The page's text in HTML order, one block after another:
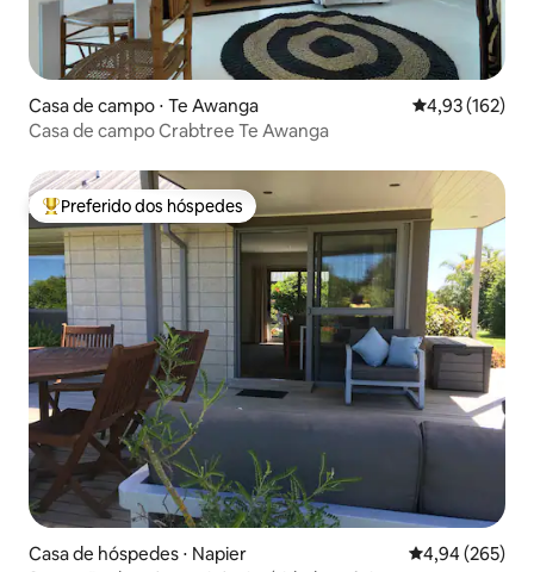
Casa de campo ⋅ Te Awanga 4,93 de uma
4,93 (162)
Casa de campo Crabtree Te Awanga
Entre os melhores preferidos dos hóspedes
Preferido dos hóspedes
Casa de hóspedes ⋅ Napier 4,94 de uma
4,94 (265)